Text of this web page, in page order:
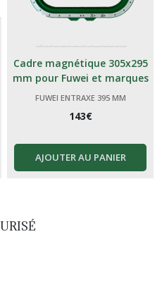
Cadre magnétique 305x295
mm pour Fuwei et marques
génériques Chinoises
FUWEI ENTRAXE 395 MM
143€
AJOUTER AU PANIER